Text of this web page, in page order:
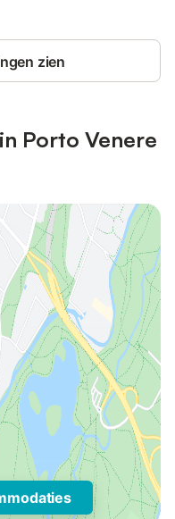
zien
Porto Venere